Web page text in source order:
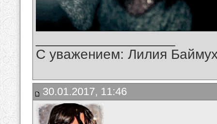
С уважением: Лилия
30.01.2017, 11:46